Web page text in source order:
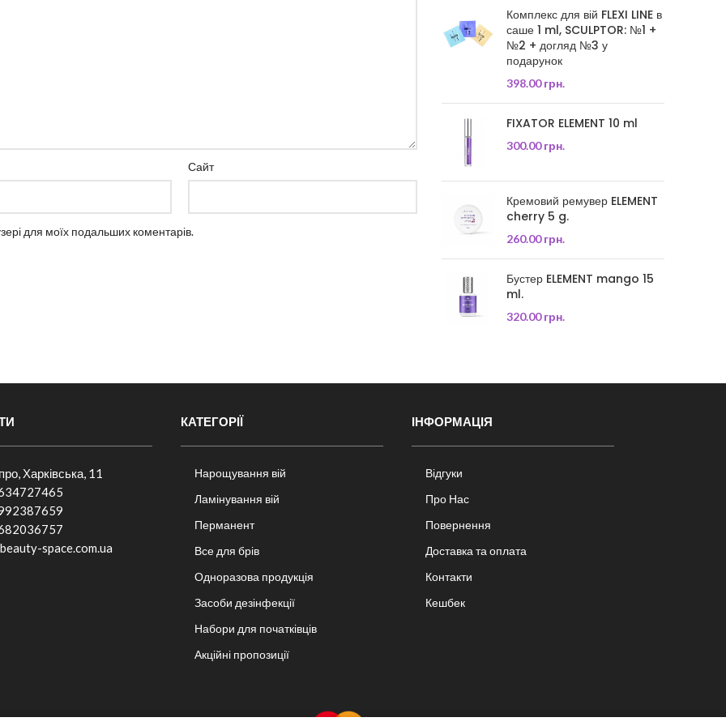
Сайт
для моїх подальших коментарів.
Комплекс для вій FLEXI LINE в
саше 1 ml, SCULPTOR: №1 +
№2 + догляд №3 у
подарунок
398.00грн.
FIXATOR ELEMENT 10 ml
300.00грн.
Кремовий ремувер ELEMENT
cherry 5 g.
260.00грн.
Бустер ELEMENT mango 15
ml.
320.00грн.
Харківська, 11
space.com.ua
КАТЕГОРІЇ
Нарощування вій
Ламінування вій
Перманент
Все для брів
Одноразова продукція
Засоби дезінфекції
Набори для початківців
Акційні пропозиції
ІНФОРМАЦІЯ
Відгуки
Про Нас
Повернення
Доставка та оплата
Контакти
Кешбек